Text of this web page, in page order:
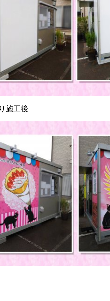
施工後